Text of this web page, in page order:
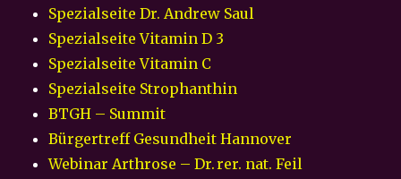
Spezialseite Dr. Andrew Saul
Spezialseite Vitamin D 3
Spezialseite Vitamin C
Spezialseite Strophanthin
BTGH – Summit
Bürgertreff Gesundheit Hannover
Webinar Arthrose – Dr. rer. nat. Feil